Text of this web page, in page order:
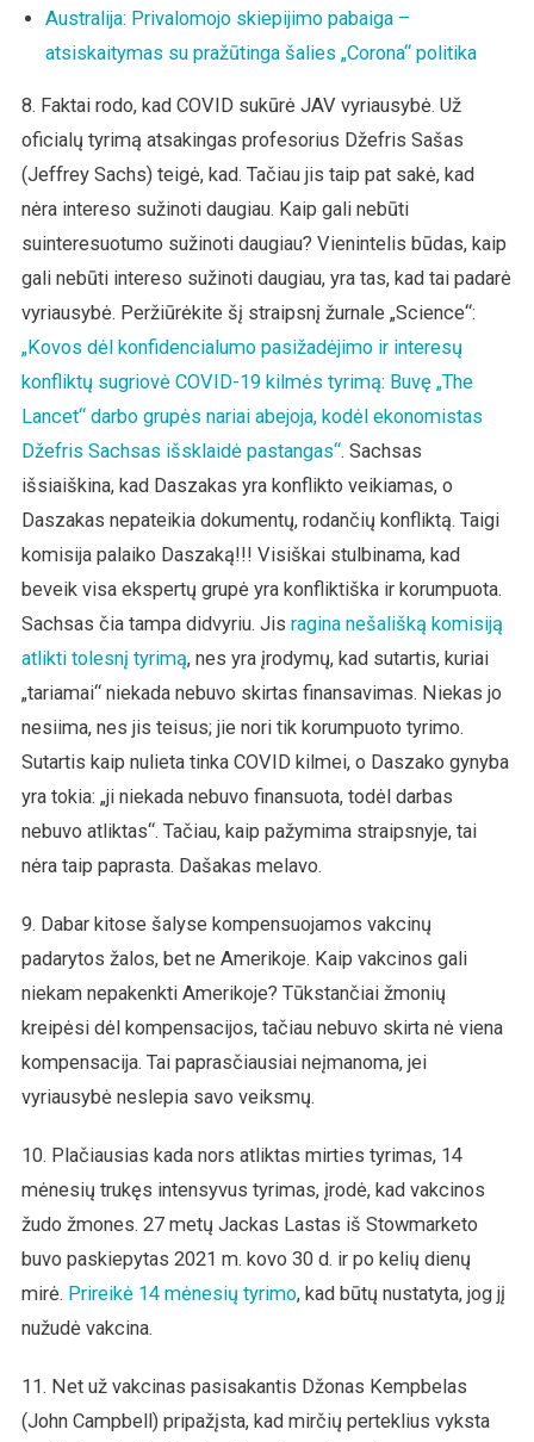
Australija: Privalomojo skiepijimo pabaiga –
atsiskaitymas su pražūtinga šalies „Corona“ politika
8. Faktai rodo, kad COVID sukūrė JAV vyriausybė. Už
oficialų tyrimą atsakingas profesorius Džefris Sašas
(Jeffrey Sachs) teigė, kad. Tačiau jis taip pat sakė, kad
nėra intereso sužinoti daugiau. Kaip gali nebūti
suinteresuotumo sužinoti daugiau? Vienintelis būdas, kaip
gali nebūti intereso sužinoti daugiau, yra tas, kad tai padarė
vyriausybė. Peržiūrėkite šį straipsnį žurnale „Science“:
„Kovos dėl konfidencialumo pasižadėjimo ir interesų
konfliktų sugriovė COVID-19 kilmės tyrimą: Buvę „The
Lancet“ darbo grupės nariai abejoja, kodėl ekonomistas
Džefris Sachsas išsklaidė pastangas“. Sachsas
išsiaiškina, kad Daszakas yra konflikto veikiamas, o
Daszakas nepateikia dokumentų, rodančių konfliktą. Taigi
komisija palaiko Daszaką!!! Visiškai stulbinama, kad
beveik visa ekspertų grupė yra konfliktiška ir korumpuota.
Sachsas čia tampa didvyriu. Jis ragina nešališką komisiją
atlikti tolesnį tyrimą, nes yra įrodymų, kad sutartis, kuriai
„tariamai“ niekada nebuvo skirtas finansavimas. Niekas jo
nesiima, nes jis teisus; jie nori tik korumpuoto tyrimo.
Sutartis kaip nulieta tinka COVID kilmei, o Daszako gynyba
yra tokia: „ji niekada nebuvo finansuota, todėl darbas
nebuvo atliktas“. Tačiau, kaip pažymima straipsnyje, tai
nėra taip paprasta. Dašakas melavo.
9. Dabar kitose šalyse kompensuojamos vakcinų
padarytos žalos, bet ne Amerikoje. Kaip vakcinos gali
niekam nepakenkti Amerikoje? Tūkstančiai žmonių
kreipėsi dėl kompensacijos, tačiau nebuvo skirta nė viena
kompensacija. Tai paprasčiausiai neįmanoma, jei
vyriausybė neslepia savo veiksmų.
10. Plačiausias kada nors atliktas mirties tyrimas, 14
mėnesių trukęs intensyvus tyrimas, įrodė, kad vakcinos
žudo žmones. 27 metų Jackas Lastas iš Stowmarketo
buvo paskiepytas 2021 m. kovo 30 d. ir po kelių dienų
mirė. Prireikė 14 mėnesių tyrimo, kad būtų nustatyta, jog jį
nužudė vakcina.
11. Net už vakcinas pasisakantis Džonas Kempbelas
(John Campbell) pripažįsta, kad mirčių perteklius vyksta